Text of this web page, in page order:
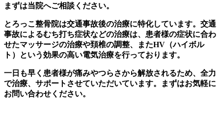
まずは当院へご相談ください。
とろっこ整骨院は交通事故後の治療に特化しています。交通
事故によるむち打ち症状などの治療は、患者様の症状に合わ
せたマッサージの治療や頚椎の調整、またHV（ハイボル
ト）という効果の高い電気治療を行っております。
一日も早く患者様が痛みやつらさから解放されるため、全力
で治療、サポートさせていただいています。まずはお気軽に
お問い合わせください。